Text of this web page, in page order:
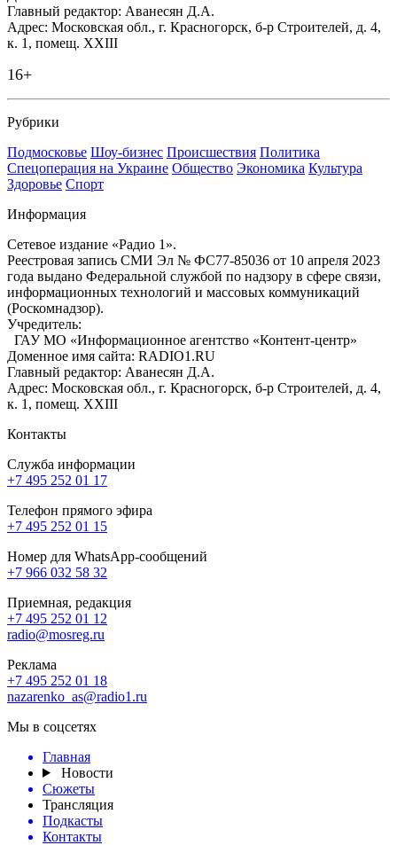
Главный редактор: Аванесян Д.А.
Адрес: Московская обл., г. Красногорск, б-р Строителей, д. 4,
к. 1, помещ. XXIII
16+
Рубрики
Подмосковье Шоу-бизнес Происшествия Политика
Спецоперация на Украине Общество Экономика Культура
Здоровье Спорт
Информация
Сетевое издание «Радио 1».
Реестровая запись СМИ Эл № ФС77-85036 от 10 апреля 2023
года выдано Федеральной службой по надзору в сфере связи,
информационных технологий и массовых коммуникаций
(Роскомнадзор).
Учредитель:
ГАУ МО «Информационное агентство «Контент-центр»
Доменное имя сайта: RADIO1.RU
Главный редактор: Аванесян Д.А.
Адрес: Московская обл., г. Красногорск, б-р Строителей, д. 4,
к. 1, помещ. XXIII
Контакты
Служба информации
+7 495 252 01 17
Телефон прямого эфира
+7 495 252 01 15
Номер для WhatsApp-сообщений
+7 966 032 58 32
Приемная, редакция
+7 495 252 01 12
radio@mosreg.ru
Реклама
+7 495 252 01 18
nazarenko_as@radio1.ru
Мы в соцсетях
Главная
Новости
Сюжеты
Трансляция
Подкасты
Контакты